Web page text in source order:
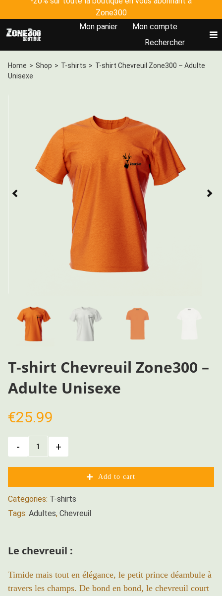
to
content
Zone300
Mon panier
Mon compte
Rechercher
Accueil
Johanna Clermont
Plateforme Zone300
Home > Shop > T-shirts > T-shirt Chevreuil Zone300 – Adulte
Unisexe
T-shirt Chevreuil Zone300 –
Adulte Unisexe
€25.99
Zone300
-
Adulte
Add to cart
Categories: T-shirts
Tags:Adultes,Chevreuil
Le chevreuil :
Timide mais tout en élégance, le petit prince déambule à
travers les champs. De bond en bond, le chevreuil court